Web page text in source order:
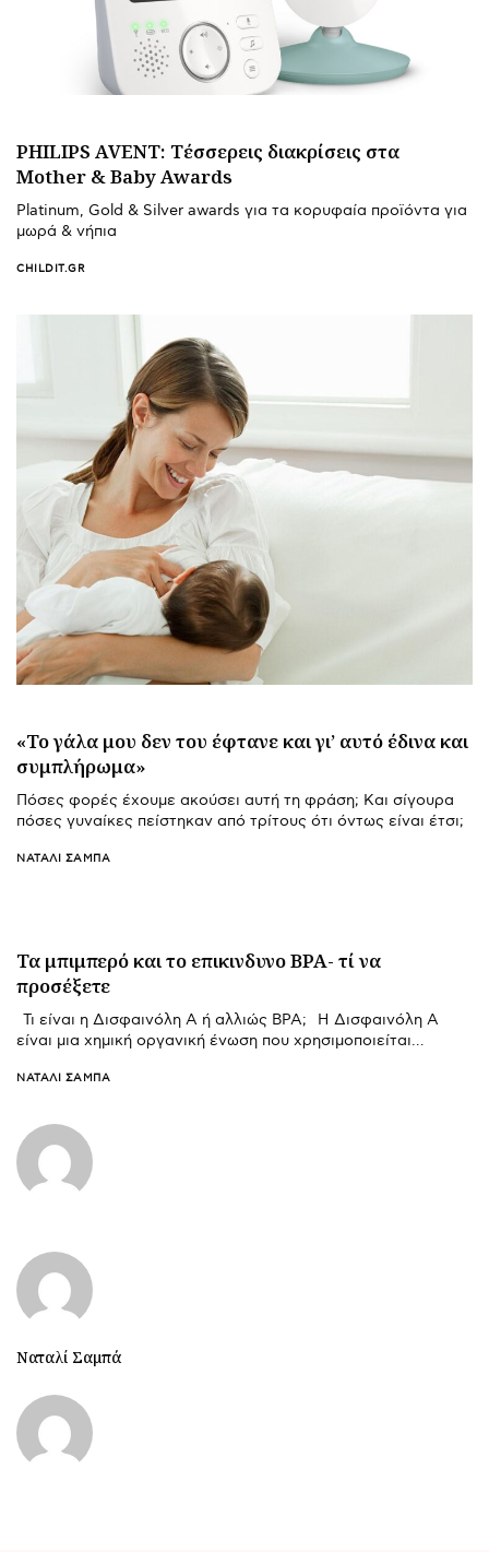
PHILIPS AVENT: Τέσσερεις διακρίσεις στα
Mother & Baby Awards
Platinum, Gold & Silver awards για τα κορυφαία προϊόντα για
μωρά & νήπια
CHILDIT.GR
«Το γάλα μου δεν του έφτανε και γι’ αυτό έδινα και
συμπλήρωμα»
Πόσες φορές έχουμε ακούσει αυτή τη φράση; Και σίγουρα
πόσες γυναίκες πείστηκαν από τρίτους ότι όντως είναι έτσι;
ΝΑΤΑΛΊ ΣΑΜΠΆ
Τα μπιμπερό και το επικινδυνο BPA- τί να
προσέξετε
Τι είναι η Δισφαινόλη Α ή αλλιώς BPA; Η Δισφαινόλη Α
είναι μια χημική οργανική ένωση που χρησιμοποιείται…
ΝΑΤΑΛΊ ΣΑΜΠΆ
Ναταλί Σαμπά